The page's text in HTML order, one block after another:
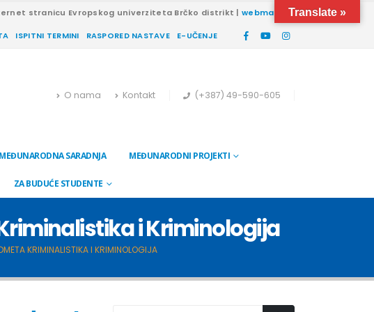
stranicu Evropskog univerziteta Brčko distrikt |webmail
ISPITNI TERMINI RASPORED NASTAVE E-UČENJE
O nama Kontakt (+387) 49-590-605
MEĐUNARODNA SARADNJA MEĐUNARODNI PROJEKTI
ZA BUDUĆE STUDENTE
i Kriminologija
KRIMINALISTIKA I KRIMINOLOGIJA
Translate »